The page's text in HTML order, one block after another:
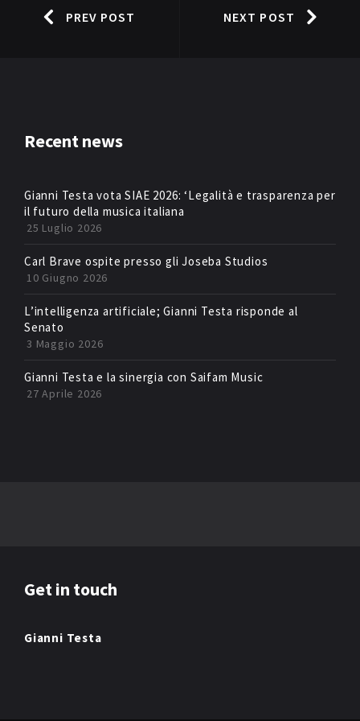
PREV POST NEXT POST
Recent news
Gianni Testa vota SIAE 2026: ‘Legalità e trasparenza per
il futuro della musica italiana
25 Luglio 2026
Carl Brave ospite presso gli Joseba Studios
10 Giugno 2026
L’intelligenza artificiale; Gianni Testa risponde al
Senato
3 Maggio 2026
Gianni Testa e la sinergia con Saifam Music
27 Aprile 2026
Get in touch
Gianni Testa